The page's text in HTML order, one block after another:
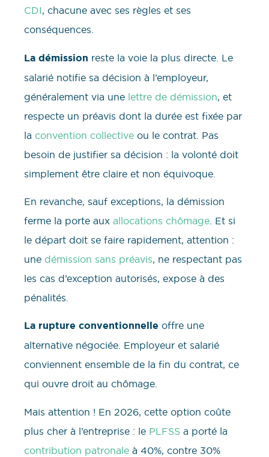
CDI, chacune avec ses règles et ses
conséquences.
La démission reste la voie la plus directe. Le
salarié notifie sa décision à l’employeur,
généralement via une lettre de démission, et
respecte un préavis dont la durée est fixée par
la convention collective ou le contrat. Pas
besoin de justifier sa décision : la volonté doit
simplement être claire et non équivoque.
En revanche, sauf exceptions, la démission
ferme la porte aux allocations chômage . Et si
le départ doit se faire rapidement, attention :
une démission sans préavis, ne respectant pas
les cas d’exception autorisés, expose à des
pénalités.
La rupture conventionnelle offre une
alternative négociée. Employeur et salarié
conviennent ensemble de la fin du contrat, ce
qui ouvre droit au chômage.
Mais attention ! En 2026, cette option coûte
plus cher à l’entreprise : le PLFSS a porté la
contribution patronale à 40%, contre 30%